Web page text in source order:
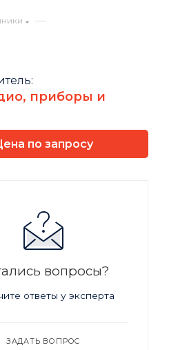
—
приборы и
по запросу
вопросы?
ответы у эксперта
ЗАДАТЬ ВОПРОС